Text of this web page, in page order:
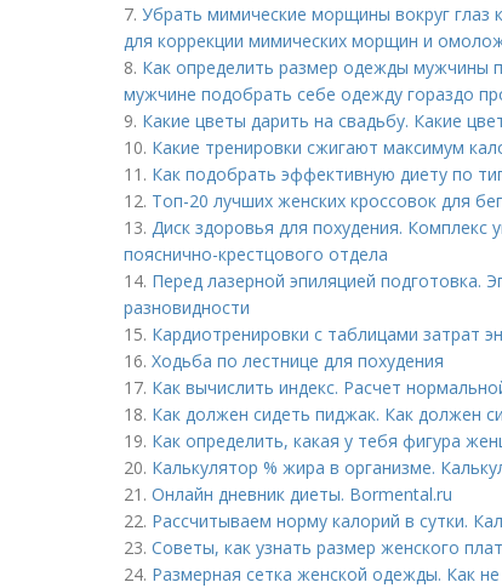
7. Убрать мимические морщины вокруг глаз
для коррекции мимических морщин и
8. Как определить размер одежды мужчины
мужчине подобрать себе одежду гораздо
9. Какие цветы дарить на свадьбу. Какие
10. Какие тренировки сжигают максимум
11. Как подобрать эффективную диету по
12. Топ-20 лучших женских кроссовок для
13. Диск здоровья для похудения. Комплекс
пояснично-крестцового отдела
14. Перед лазерной эпиляцией подготовка.
разновидности
15. Кардиотренировки с таблицами затрат
16. Ходьба по лестнице для похудения
17. Как вычислить индекс. Расчет
18. Как должен сидеть пиджак. Как должен
19. Как определить, какая у тебя фигура
20. Калькулятор % жира в организме.
21. Онлайн дневник диеты. Bormental.ru
22. Рассчитываем норму калорий в сутки.
23. Советы, как узнать размер женского
24. Размерная сетка женской одежды. Как